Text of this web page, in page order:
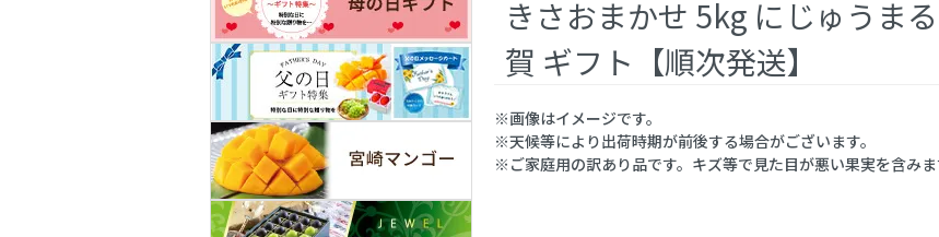
きさおまかせ 5kg にじゅうま
賀 ギフト【順次発送】
※画像はイメージです。
※天候等により出荷時期が前後する場合がございます。
※ご家庭用の訳あり品です。キズ等で見た目が悪い果実を含みま